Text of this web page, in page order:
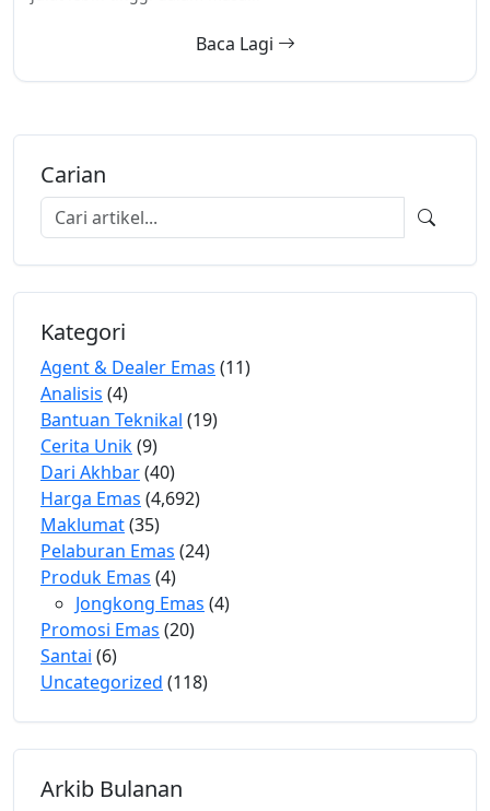
Baca Lagi
Carian
Kategori
Agent & Dealer Emas (11)
Analisis (4)
Bantuan Teknikal (19)
Cerita Unik(9)
Dari Akhbar(40)
Harga Emas (4,692)
Maklumat(35)
Pelaburan Emas (24)
Produk Emas (4)
Jongkong Emas (4)
Promosi Emas (20)
Santai (6)
Uncategorized (118)
Arkib Bulanan